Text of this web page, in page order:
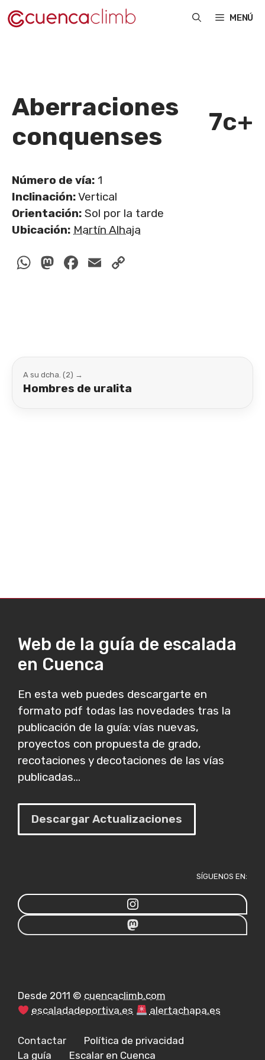
Saltar
al
MENÚ
Aberraciones
conquenses
7c+
Número de vía: 1
Inclinación:Vertical
Orientación: Sol por la tarde
Ubicación: Martín Alhaja
WhatsApp
Mastodon
Facebook
Email
A su dcha. (2) →
Hombres de uralita
Web de la guía de escalada
en Cuenca
En esta web puedes descargarte en
formato pdf todas las novedades tras la
publicación de la guía: vías nuevas,
proyectos con propuesta de grado,
recotaciones y decotaciones de las vías
publicadas...
Descargar Actualizaciones
SÍGUENOS EN:
Desde 2011 © cuencaclimb.com
escaladadeportiva.es
alertachapa.es
Contactar
Política de privacidad
La guía
Escalar en Cuenca